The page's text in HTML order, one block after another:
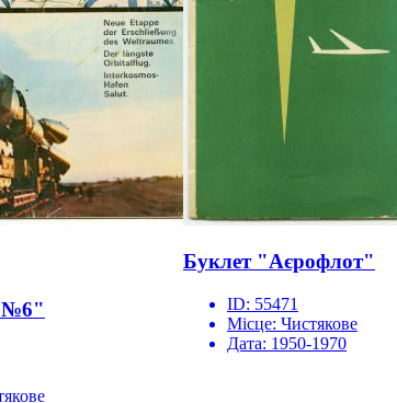
№6"
Буклет "Аєрофлот"
ID: 55471
Місце: Чистякове
Дата: 1950-1970